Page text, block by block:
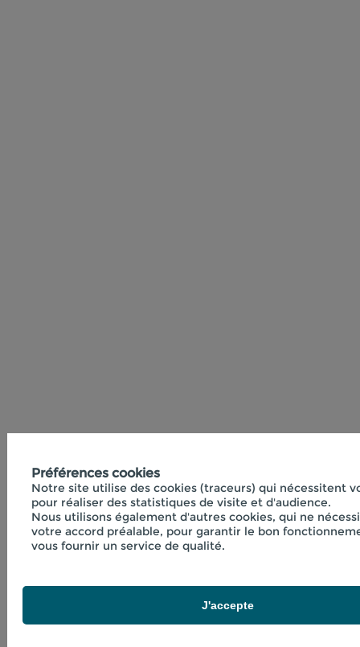
Préférences cookies
Notre site utilise des cookies (traceurs) qui nécessitent
pour réaliser des statistiques de visite et d'audience.
Nous utilisons également d'autres cookies, qui ne
votre accord préalable, pour garantir le bon
vous fournir un service de qualité.
J'accepte